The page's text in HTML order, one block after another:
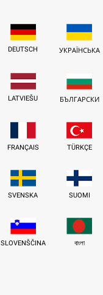
DEUTSCH УКРАЇНСЬКА
LATVIEŠU БЪЛГАРСКИ
FRANÇAIS TÜRKÇE
SVENSKA SUOMI
SLOVENŠČINA বাংলা